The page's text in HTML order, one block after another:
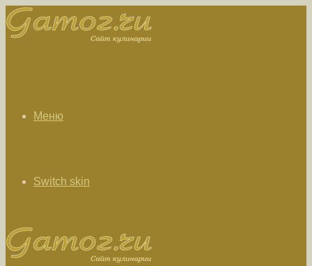
Меню
Switch skin